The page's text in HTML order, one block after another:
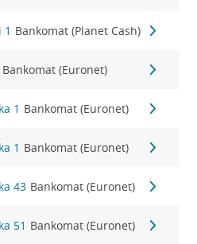
Bankomat (Planet Cash)
Bankomat (Euronet)
1 Bankomat (Euronet)
1 Bankomat (Euronet)
43 Bankomat (Euronet)
51 Bankomat (Euronet)